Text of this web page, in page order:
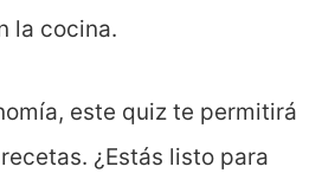
la cocina.
este quiz te permitirá
¿Estás listo para